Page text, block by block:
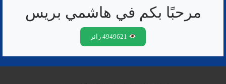
مرحبًا بكم في هاشمي بريس